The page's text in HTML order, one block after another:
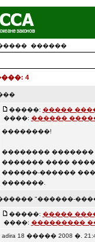
������
4
�����: �����
����: ������
��������!
��������
������� ����
������-������
�������.
"������-
�����: �����
����: ���������
adira 18 ����� 2008 �.